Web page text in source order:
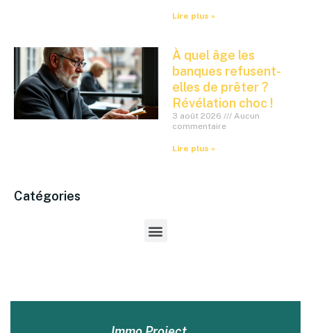
Lire plus »
À quel âge les
banques refusent-
elles de prêter ?
Révélation choc !
3 août 2026
Aucun
commentaire
Lire plus »
Catégories